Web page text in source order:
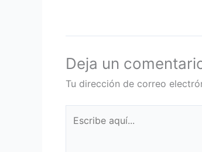
Deja un
Tu dirección de correo
aquí...